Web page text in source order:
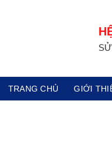
TRANG CHỦ GIỚI